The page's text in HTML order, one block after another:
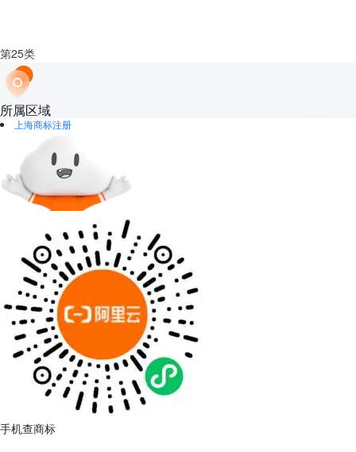
第25类
所属区域
上海商标注册
手机查商标